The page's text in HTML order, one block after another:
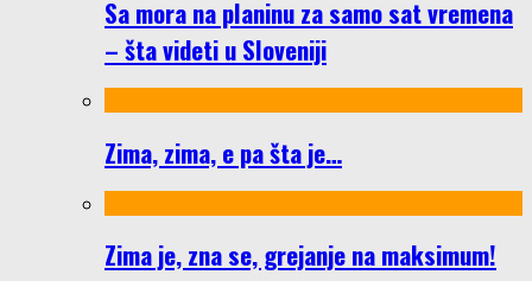
Sa mora na planinu za samo sat vremena
– šta videti u Sloveniji
Zima, zima, e pa šta je…
Zima je, zna se, grejanje na maksimum!